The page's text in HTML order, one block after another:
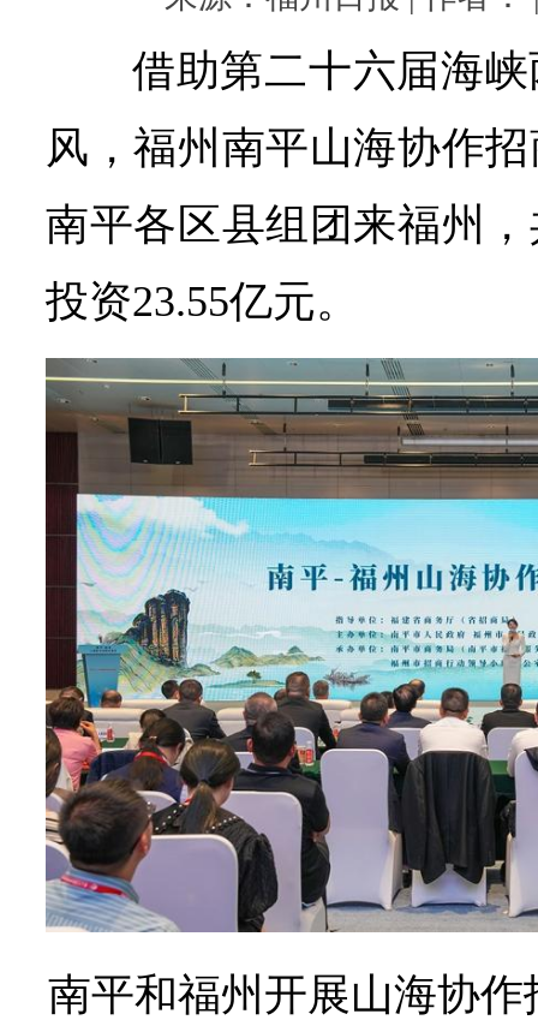
借助第二十六届海
风，福州南平山海协作
南平各区县组团来福州
投资23.55亿元。
南平和福州开展山海协